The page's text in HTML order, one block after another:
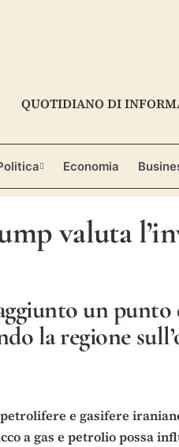
QUOTIDIANO DI
Economia
valuta
un
la regione
e gasifere
a gas e petrolio possa